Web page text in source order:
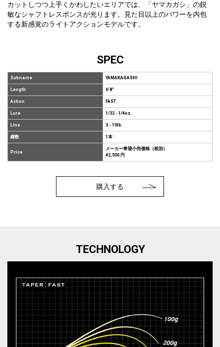
カットしつつ上手くかわしたいエリアでは、「ヤマカガシ」の鋭
敏なシャフトレスポンスが光ります。見た目以上のパワーを内包
する新感覚のライトアクションモデルです。
SPEC
Subname YAMAKAGASHI
Length 6'8"
Action FAST
Lure 1/32 - 1/4oz.
Line 3 - 10lb.
継数 1本
Price
メーカー希望小売価格（税別）
42,500 円
購入する
TECHNOLOGY